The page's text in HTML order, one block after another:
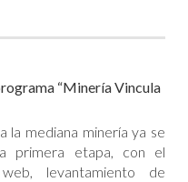
“Minería Vincula
la mediana minería ya se
primera etapa, con el
levantamiento de